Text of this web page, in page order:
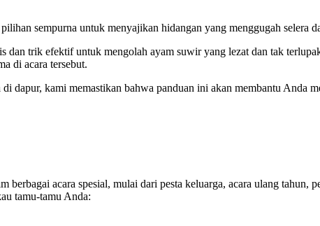
sempurna untuk menyajikan hidangan yang menggugah selera
trik efektif untuk mengolah ayam suwir yang lezat dan tak
di acara tersebut.
dapur, kami memastikan bahwa panduan ini akan membantu Anda
acara spesial, mulai dari pesta keluarga, acara ulang tahun,
tamu-tamu Anda: